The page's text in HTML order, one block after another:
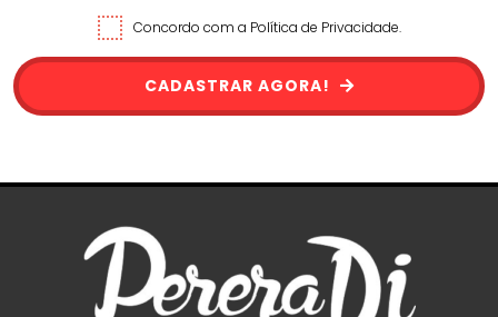
Concordo com a Política de Privacidade.
CADASTRAR AGORA!